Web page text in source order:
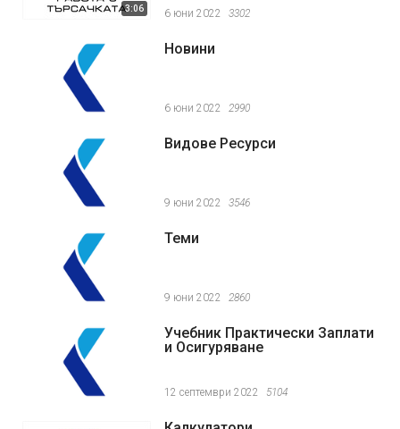
3:06 6 юни 2022 3302
Новини
6 юни 2022 2990
Видове Ресурси
9 юни 2022 3546
Теми
9 юни 2022 2860
Учебник Практически Заплати
и Осигуряване
12 септември 2022 5104